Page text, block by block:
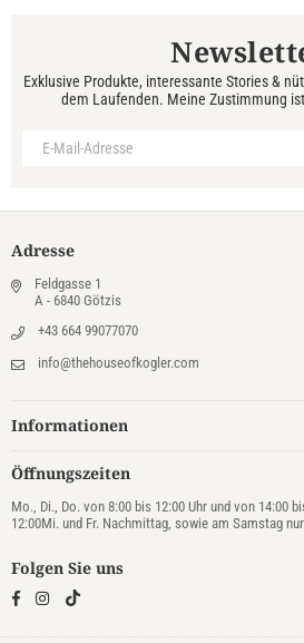
Exklusive Produkte, interessante Stories &
dem Laufenden. Meine Zustimmung
Adresse
Feldgasse 1
A - 6840 Götzis
+43 664 99077070
info@thehouseofkogler.com
Informationen
Öffnungszeiten
Mo., Di., Do. von 8:00 bis 12:00 Uhr und von 14:00
12:00Mi. und Fr. Nachmittag, sowie am Samstag
Folgen Sie uns
FacebookInstagram